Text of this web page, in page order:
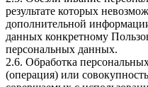
результате которых
дополнительной
данных конкретному
персональных данных.
2.6. Обработка
(операция) или